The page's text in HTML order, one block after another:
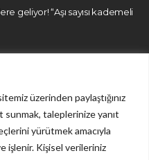
üzerinden paylaştığınız
sunmak, taleplerinize yanıt
yürütmek amacıyla
işlenir. Kişisel verileriniz
geliyor! “Aşı sayısı kademeli